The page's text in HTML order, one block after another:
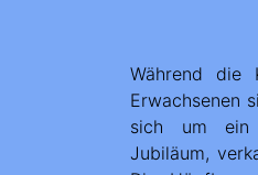
Während die
Erwachsenen
sich um ein
Jubiläum,
Montage,
230V-
Hüpfburgen